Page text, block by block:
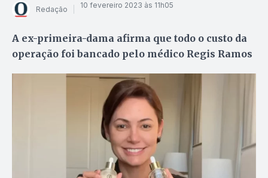
Redação 10 fevereiro 2023 às 11h05
A ex-primeira-dama afirma que todo o custo da
operação foi bancado pelo médico Regis Ramos